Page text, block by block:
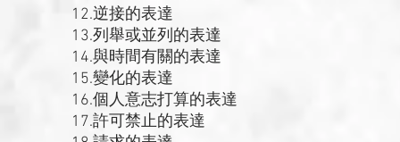
12.逆接的表達
13.列舉或並列的表達
14.與時間有關的表達
15.變化的表達
16.個人意志打算的表達
17.許可禁止的表達